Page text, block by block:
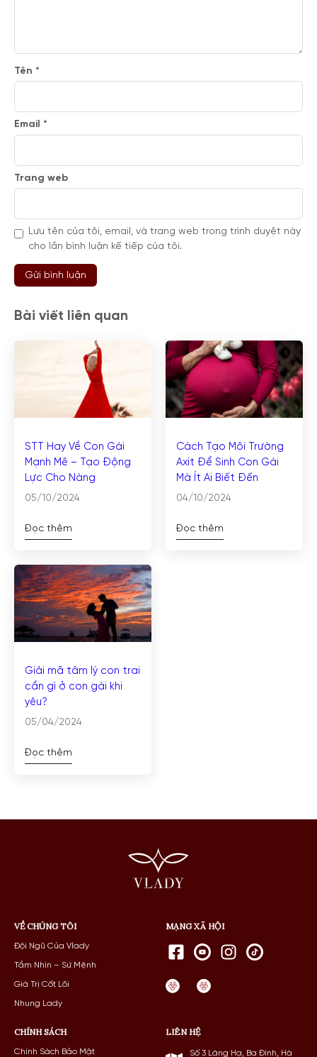
Tên *
Email *
Trang web
Lưu tên của tôi, email, và trang web trong trình duyệt này
cho lần bình luận kế tiếp của tôi.
Bài viết liên quan
STT Hay Về Con Gái
Mạnh Mẽ – Tạo Động
Lực Cho Nàng
05/10/2024
Đọc thêm
Cách Tạo Môi Trường
Axit Để Sinh Con Gái
Mà Ít Ai Biết Đến
04/10/2024
Đọc thêm
Giải mã tâm lý con trai
cần gì ở con gái khi
yêu?
05/04/2024
Đọc thêm
VỀ CHÚNG TÔI
Đội Ngũ Của Vlady
Tầm Nhìn – Sứ Mệnh
Giá Trị Cốt Lõi
Nhung Lady
CHÍNH SÁCH
Chính Sách Bảo Mật
LIÊN HỆ
Số 3 Láng Hạ, Ba Đình, Hà
MẠNG XÃ HỘI